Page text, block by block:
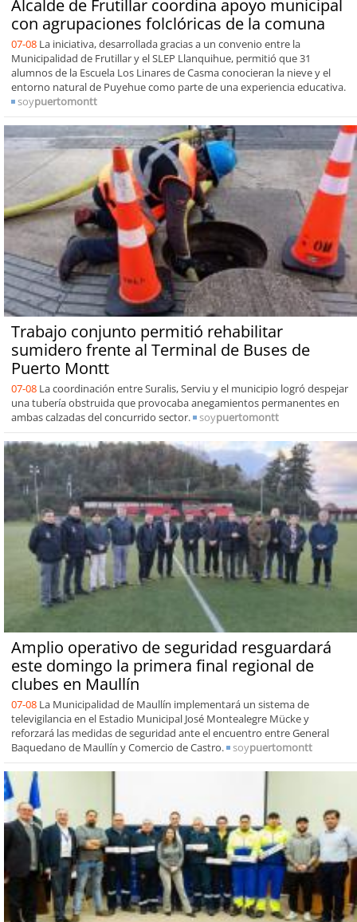
Alcalde de Frutillar coordina apoyo municipal
con agrupaciones folclóricas de la comuna
07-08 La iniciativa, desarrollada gracias a un convenio entre la
Municipalidad de Frutillar y el SLEP Llanquihue, permitió que 31
alumnos de la Escuela Los Linares de Casma conocieran la nieve y el
entorno natural de Puyehue como parte de una experiencia educativa.
soypuertomontt
Trabajo conjunto permitió rehabilitar
sumidero frente al Terminal de Buses de
Puerto Montt
07-08 La coordinación entre Suralis, Serviu y el municipio logró despejar
una tubería obstruida que provocaba anegamientos permanentes en
ambas calzadas del concurrido sector.
soypuertomontt
Amplio operativo de seguridad resguardará
este domingo la primera final regional de
clubes en Maullín
07-08 La Municipalidad de Maullín implementará un sistema de
televigilancia en el Estadio Municipal José Montealegre Mücke y
reforzará las medidas de seguridad ante el encuentro entre General
Baquedano de Maullín y Comercio de Castro.
soypuertomontt